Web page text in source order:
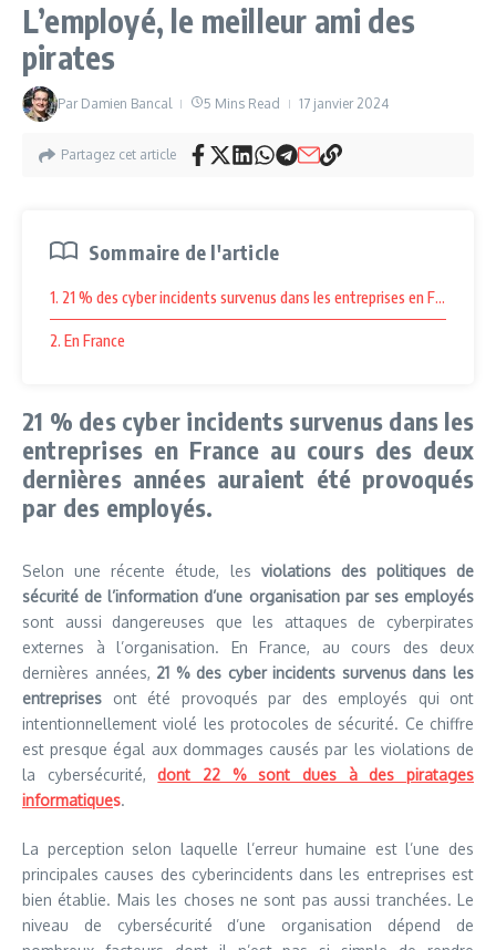
L’employé, le meilleur ami des
pirates
Par Damien Bancal 5 Mins Read 17 janvier 2024
Partagez cet article
Sommaire de l'article
1. 21 % des cyber incidents survenus dans les entreprises en France
2. En France
21 % des cyber incidents survenus dans les
entreprises en France au cours des deux
dernières années auraient été provoqués
par des employés.
Selon une récente étude, les violations des politiques de
sécurité de l’information d’une organisation par ses employés
sont aussi dangereuses que les attaques de cyberpirates
externes à l’organisation. En France, au cours des deux
dernières années, 21 % des cyber incidents survenus dans les
entreprises ont été provoqués par des employés qui ont
intentionnellement violé les protocoles de sécurité. Ce chiffre
est presque égal aux dommages causés par les violations de
la cybersécurité,dont 22 % sont dues à des piratages
informatiques.
La perception selon laquelle l’erreur humaine est l’une des
principales causes des cyberincidents dans les entreprises est
bien établie. Mais les choses ne sont pas aussi tranchées. Le
niveau de cybersécurité d’une organisation dépend de